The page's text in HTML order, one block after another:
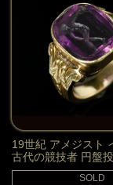
19世紀 アメジスト
古代の競技者 円盤投
リング
SOLD